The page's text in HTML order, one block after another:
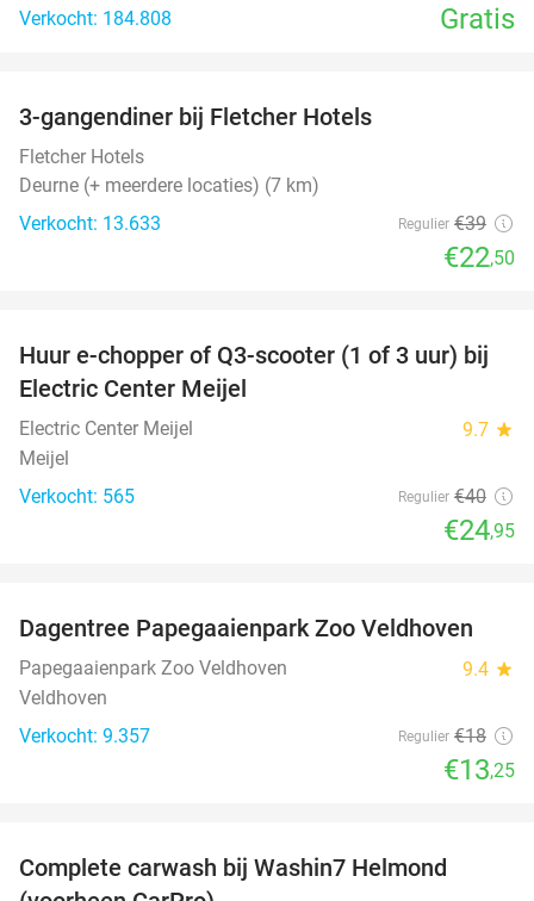
Verkocht: 184.808
Gratis
3-gangendiner bij Fletcher Hotels
Fletcher Hotels
Deurne (+ meerdere locaties) (7 km)
Verkocht: 13.633
Regulier €39
€22,50
38%
Huur e-chopper of Q3-scooter (1 of 3 uur) bij
Electric Center Meijel
Electric Center Meijel 9.7 star
Meijel
Verkocht: 565
Regulier €40
€24,95
26%
Dagentree Papegaaienpark Zoo Veldhoven
Papegaaienpark Zoo Veldhoven 9.4 star
Veldhoven
Verkocht: 9.357
Regulier €18
€13,25
Complete carwash bij Washin7 Helmond